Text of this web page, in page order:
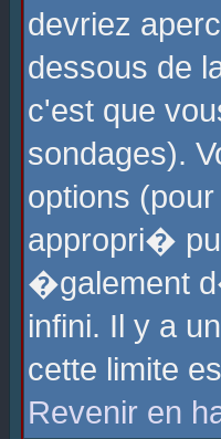
devriez
dessous de
c'est que
sondages).
options
appropri�
�galement
infini. Il y a
cette limite
Revenir en